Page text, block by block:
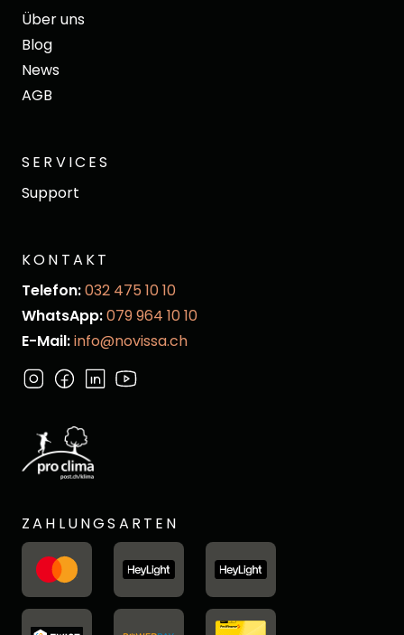
Über uns
Blog
News
AGB
SERVICES
Support
KONTAKT
Telefon:032 475 10 10
WhatsApp:079 964 10 10
E-Mail:info@novissa.ch
ZAHLUNGSARTEN